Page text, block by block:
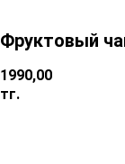
Фруктовый
1990,00
тг.